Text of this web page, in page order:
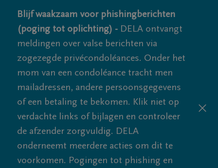
Blijf waakzaam voor phishingberichten
(poging tot oplichting) - DELA ontvangt
meldingen over valse berichten via
zogezegde privécondoléances. Onder het
mom van een condoléance tracht men
mailadressen, andere persoonsgegevens
of een betaling te bekomen. Klik niet op
verdachte links of bijlagen en controleer
de afzender zorgvuldig. DELA
onderneemt meerdere acties om dit te
voorkomen. Pogingen tot phishing en